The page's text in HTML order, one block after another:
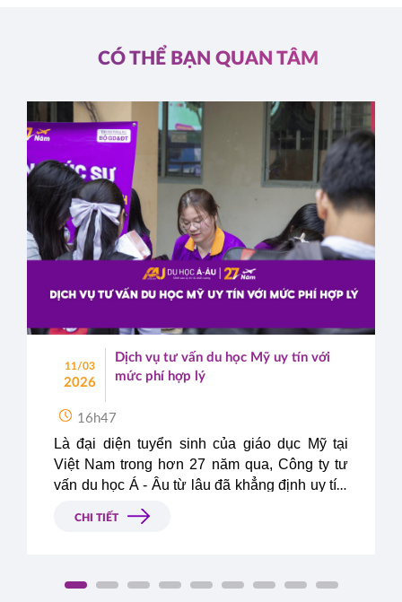
CÓ THỂ BẠN QUAN TÂM
11/03
2026
Dịch vụ tư vấn du học Mỹ uy tín với
mức phí hợp lý
16h47
Là đại diện tuyển sinh của giáo dục Mỹ tại
Việt Nam trong hơn 27 năm qua, Công ty tư
vấn du học Á - Âu từ lâu đã khẳng định uy tín,
danh tiếng và trở thành công ty dẫn đầu trong
lĩnh vực tư vấn du học tại Việt Nam.
CHI TIẾT